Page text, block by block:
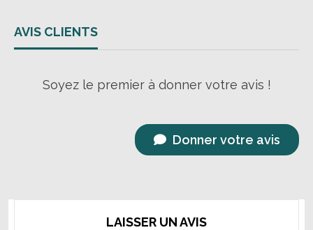
AVIS CLIENTS
Soyez le premier à donner votre avis !
Donner votre avis
LAISSER UN AVIS